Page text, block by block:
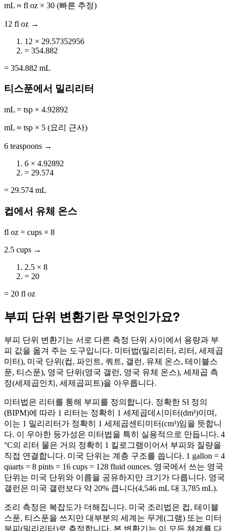
mL ≈ fl oz × 30 (빠른 추정)
12 fl oz →
12 × 29.57352956
= 354.882
= 354.882 mL
티스푼에서 밀리리터
mL = tsp × 4.92892
mL ≈ tsp × 5 (요리 근사)
6 teaspoons →
6 × 4.92892
= 29.574
= 29.574 mL
컵에서 유체 온스
fl oz = cups × 8
2.5 cups →
2.5 × 8
= 20
= 20 fl oz
부피 단위 변환기란 무엇인가요?
부피 단위 변환기는 서로 다른 측정 단위 사이에서 용량과 부
피 값을 옮겨 주는 도구입니다. 미터법(밀리리터, 리터, 세제곱
미터), 미국 단위(컵, 파인트, 쿼트, 갤런, 유체 온스, 테이블스
푼, 티스푼), 영국 단위(영국 갤런, 영국 유체 온스), 세제곱 측
정(세제곱인치, 세제곱피트)을 아우릅니다.
미터법은 리터를 통해 부피를 정의합니다. 정확한 SI 정의
(BIPM)에 따라 1 리터는 정확히 1 세제곱데시미터(dm³)이며,
이는 1 밀리리터가 정확히 1 세제곱센티미터(cm³)임을 뜻합니
다. 이 우아한 등가성은 미터법을 특히 실용적으로 만듭니다. 4
°C의 리터 물은 거의 정확히 1 킬로그램이어서 부피와 질량을
직접 연결합니다. 미국 단위는 계층 구조를 씁니다. 1 gallon = 4
quarts = 8 pints = 16 cups = 128 fluid ounces. 영국에서 쓰는 영국
단위는 미국 단위와 이름을 공유하지만 크기가 다릅니다. 영국
갤런은 미국 갤런보다 약 20% 큽니다(4,546 mL 대 3,785 mL).
조리 측정은 복잡도가 더해집니다. 미국 조리법은 컵, 테이블
스푼, 티스푼을 쓰지만 대부분의 세계는 무게(그램) 또는 미터
부피(밀리리터)로 측정합니다. 본 변환기는 이 모든 체계를 다